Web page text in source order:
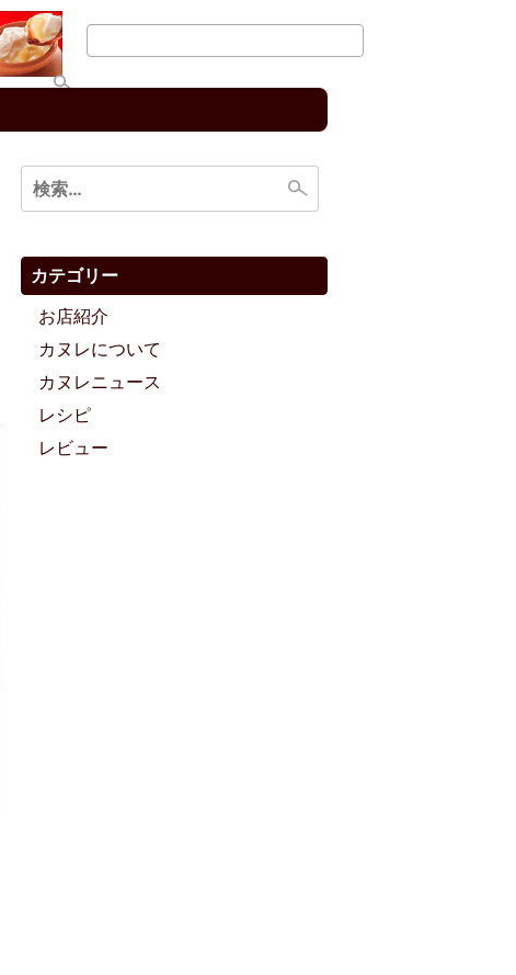
検
索:
カテゴリー
お店紹介
カヌレについて
カヌレニュース
レシピ
レビュー